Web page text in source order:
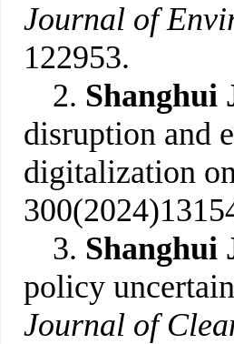
Journal of
122953.
2. Shanghui
disruption and
digitalization
3. Shanghui
policy
Journal of